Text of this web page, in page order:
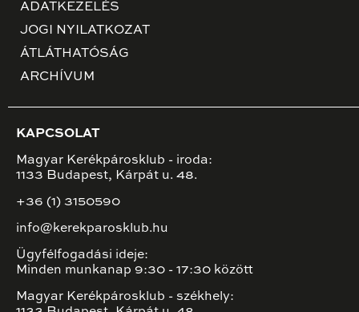
ADATKEZELÉS
JOGI NYILATKOZAT
ÁTLÁTHATÓSÁG
ARCHÍVUM
KAPCSOLAT
Magyar Kerékpárosklub - iroda:
1133 Budapest, Kárpát u. 48.
+36 (1) 3150590
info@kerekparosklub.hu
Ügyfélfogadási ideje:
Minden munkanap 9:30 - 17:30 között
Magyar Kerékpárosklub - székhely: